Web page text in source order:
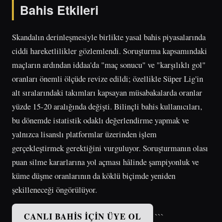
Bahis Etkileri
Skandalın derinleşmesiyle birlikte yasal bahis piyasalarında
ciddi hareketlilikler gözlemlendi. Soruşturma kapsamındaki
maçların ardından iddaa'da "maç sonucu" ve "karşılıklı gol"
oranları önemli ölçüde revize edildi; özellikle Süper Lig'in
alt sıralarındaki takımları kapsayan müsabakalarda oranlar
yüzde 15-20 aralığında değişti. Bilinçli bahis kullanıcıları,
bu dönemde istatistik odaklı değerlendirme yapmak ve
yalnızca lisanslı platformlar üzerinden işlem
gerçekleştirmek gerektiğini vurguluyor. Soruşturmanın olası
puan silme kararlarına yol açması hâlinde şampiyonluk ve
küme düşme oranlarının da köklü biçimde yeniden
şekilleneceği öngörülüyor.
CANLI BAHIS İÇIN ÜYE OL ```